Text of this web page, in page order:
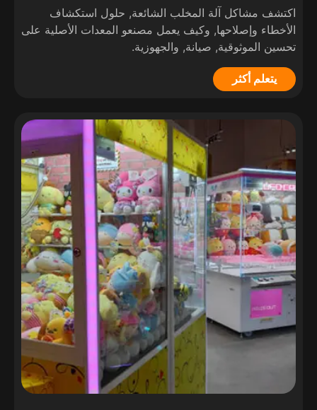
اكتشف مشاكل آلة المخلب الشائعة, حلول استكشاف
الأخطاء وإصلاحها, وكيف يعمل مصنعو المعدات الأصلية على
تحسين الموثوقية, صيانة, والجهوزية.
يتعلم أكثر